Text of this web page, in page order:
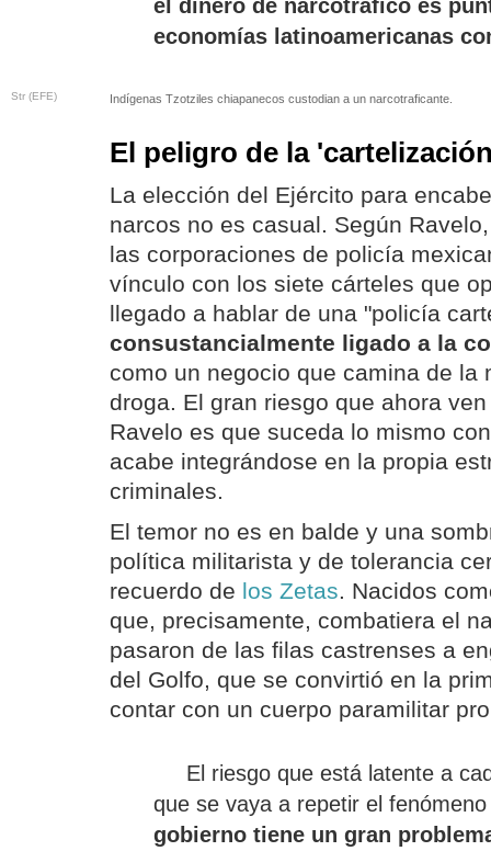
el dinero de narcotráfico es
economías latinoamericanas
Str (EFE) Indígenas Tzotziles chiapanecos custodian a un narcotraficante.
El peligro de la
La elección del Ejército para
narcos no es casual. Según
las corporaciones de policía
vínculo con los siete cárteles que
llegado a hablar de una "policía
consustancialmente ligado a la
como un negocio que camina de la
droga. El gran riesgo que ahora
Ravelo es que suceda lo mismo
acabe integrándose en la propia
criminales.
El temor no es en balde y una
política militarista y de tolerancia
recuerdo de los Zetas. Nacidos
que, precisamente, combatiera el
pasaron de las filas castrenses a
del Golfo, que se convirtió en la
contar con un cuerpo paramilitar
El riesgo que está latente a
que se vaya a repetir el
gobierno tiene un gran